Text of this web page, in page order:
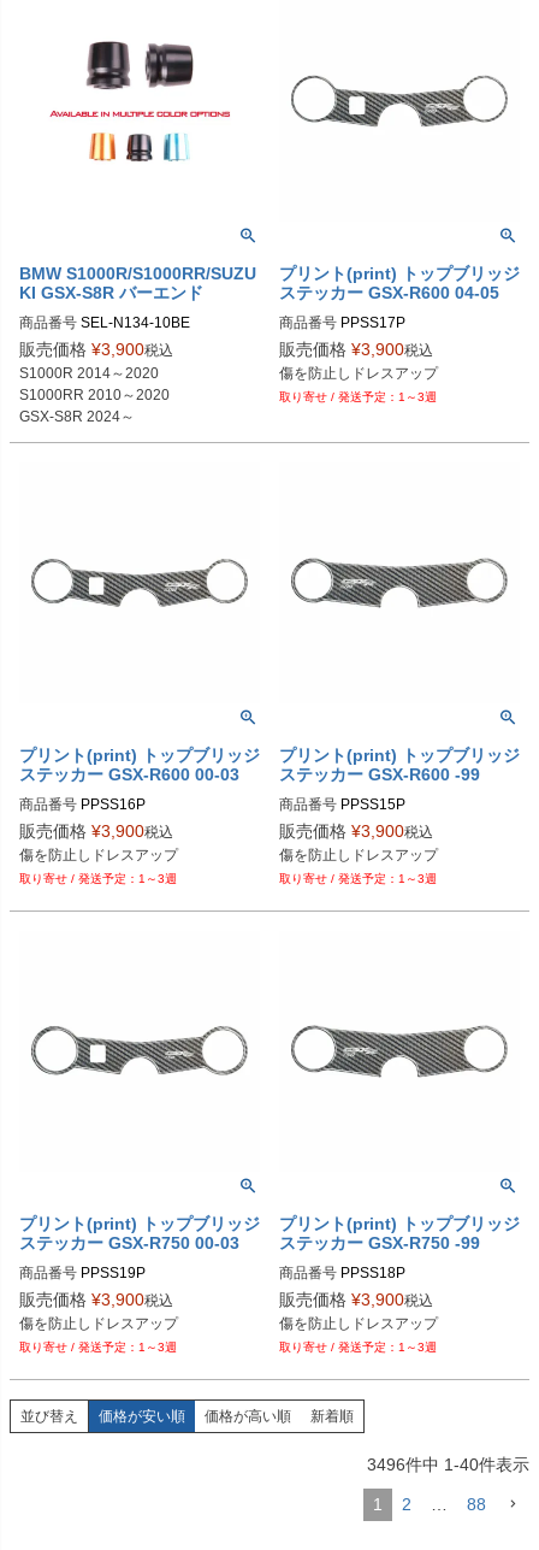
BMW S1000R/S1000RR/SUZU
KI GSX-S8R バーエンド
商品番号 SEL-N134-10BE
ブラック：N134-10BE-BLK
ブルー：N134-10BE-BLUE
オレンジ：N134-10BE-ORG
販売価格 ¥3,900税込
S1000R 2014～2020
S1000RR 2010～2020
GSX-S8R 2024～
プリント(print) トップブリッジ
ステッカー GSX-R600 04-05
商品番号 PPSS17P
Plot型番：PPS-S17P
販売価格 ¥3,900税込
傷を防止しドレスアップ
1～3週
プリント(print) トップブリッジ
ステッカー GSX-R600 00-03
商品番号 PPSS16P
Plot型番：PPS-S16P
販売価格 ¥3,900税込
傷を防止しドレスアップ
1～3週
プリント(print) トップブリッジ
ステッカー GSX-R600 -99
商品番号 PPSS15P
Plot型番：PPS-S15P
販売価格 ¥3,900税込
傷を防止しドレスアップ
1～3週
プリント(print) トップブリッジ
ステッカー GSX-R750 00-03
商品番号 PPSS19P
Plot型番：PPS-S19P
販売価格 ¥3,900税込
傷を防止しドレスアップ
1～3週
プリント(print) トップブリッジ
ステッカー GSX-R750 -99
商品番号 PPSS18P
Plot型番：PPS-S18P
販売価格 ¥3,900税込
傷を防止しドレスアップ
1～3週
並び替え 価格が安い順 価格が高い順 新着順
3496件中 1-40件表示
1 2 … 88